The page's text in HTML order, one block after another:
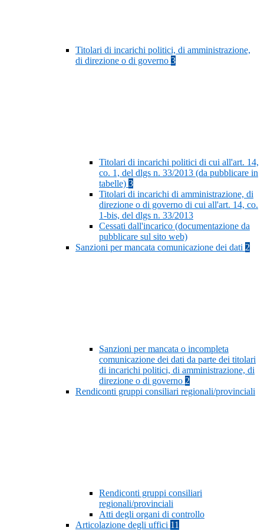
Titolari di incarichi politici, di amministrazione,
di direzione o di governo 3
Titolari di incarichi politici di cui all'art. 14,
co. 1, del dlgs n. 33/2013 (da pubblicare in
tabelle) 3
Titolari di incarichi di amministrazione, di
direzione o di governo di cui all'art. 14, co.
1-bis, del dlgs n. 33/2013
Cessati dall'incarico (documentazione da
pubblicare sul sito web)
Sanzioni per mancata comunicazione dei dati 2
Sanzioni per mancata o incompleta
comunicazione dei dati da parte dei titolari
di incarichi politici, di amministrazione, di
direzione o di governo 2
Rendiconti gruppi consiliari regionali/provinciali
Rendiconti gruppi consiliari
regionali/provinciali
Atti degli organi di controllo
Articolazione degli uffici 11